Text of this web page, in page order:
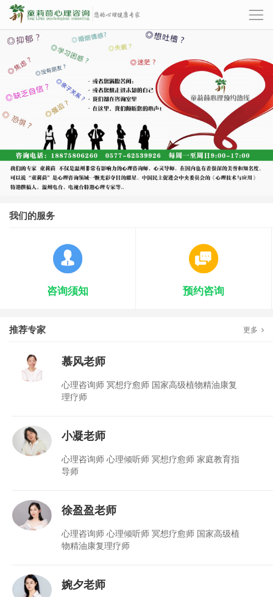
我们的服务
咨询须知 预约咨询
推荐专家
慕风老师
心理咨询师 冥想疗愈师 国家高级植物精油康复
理疗师
小凝老师
心理咨询师 心理倾听师 冥想疗愈师 家庭教育指
导师
徐盈盈老师
心理咨询师 心理倾听师 冥想疗愈师 国家高级植
物精油康复理疗师
婉夕老师
更多